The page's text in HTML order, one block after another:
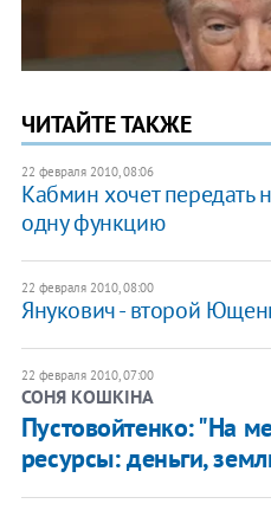
ЧИТАЙТЕ ТАКЖЕ
22 февраля 2010, 08:06
Кабмин хочет передать
одну функцию
22 февраля 2010, 08:00
Янукович - второй
22 февраля 2010, 07:00
СОНЯ КОШКІНА
Пустовойтенко: "На
ресурсы: деньги,